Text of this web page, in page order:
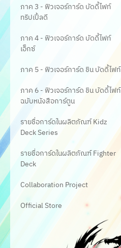
ภาค 3 - ฟิวเจอร์การ์ด บัดดี้ไฟท์
ทริปเปิ้ลดี
ภาค 4 - ฟิวเจอร์การ์ด บัดดี้ไฟท์
เอ็กซ์
ภาค 5 - ฟิวเจอร์การ์ด ชิน บัดดี้ไฟท์
ภาค 6 - ฟิวเจอร์การ์ด ชิน บัดดี้ไฟท์
ฉบับหนังสือการ์ตูน
รายชื่อการ์ดในผลิตภัณฑ์ Kidz
Deck Series
รายชื่อการ์ดในผลิตภัณฑ์ Fighter
Deck
Collaboration Project
Official Store